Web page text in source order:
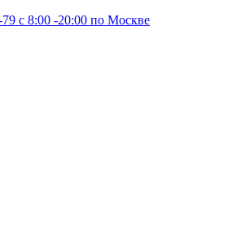
c 8:00 -20:00 по Москве